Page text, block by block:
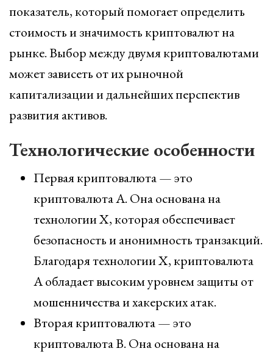
показатель, который помогает определить
стоимость и значимость криптовалют на
рынке. Выбор между двумя криптовалютами
может зависеть от их рыночной
капитализации и дальнейших перспектив
развития активов.
Технологические особенности
Первая криптовалюта — это
криптовалюта A. Она основана на
технологии X, которая обеспечивает
безопасность и анонимность транзакций.
Благодаря технологии X, криптовалюта
A обладает высоким уровнем защиты от
мошенничества и хакерских атак.
Вторая криптовалюта — это
криптовалюта B. Она основана на